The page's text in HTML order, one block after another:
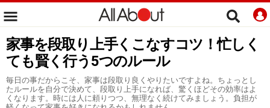
家事を段取り上手くこなすコツ！忙しく
ても賢く行う5つのルール
毎日の事だからこそ、家事は段取り良くやりたいですよね。ちょっとし
たルールを自分で決めて、段取り上手になれば、驚くほどその効率はよ
くなります。時には人に頼りつつ、無理なく続けてみましょう。負担が